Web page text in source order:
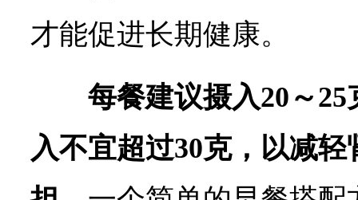
才能促进长期健康。
每餐建议摄入20～
入不宜超过30克，以减